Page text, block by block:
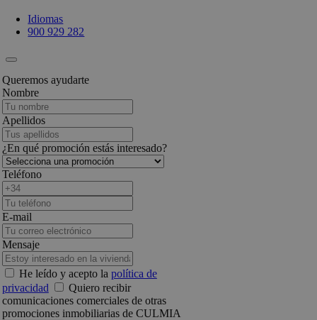
Idiomas
900 929 282
Queremos ayudarte
Nombre
Apellidos
¿En qué promoción estás interesado?
Teléfono
E-mail
Mensaje
He leído y acepto la política de
privacidad
Quiero recibir
comunicaciones comerciales de otras
promociones inmobiliarias de CULMIA